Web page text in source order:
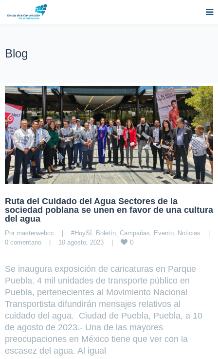
Blog
Ruta del Cuidado del Agua Sectores de la
sociedad poblana se unen en favor de una cultura
del agua
Por masterwebcc | #HoySÍ Boletín Campañas Evento Noticias
|
0 comentario
| 10 agosto, 2023 | 0
Se inaugura exposición de caricaturas en Parque
Puebla. 4 mil unidades de transporte público en
Puebla, pertenecientes al Movimiento Nacional
Transportista difundirán mensajes relativos al
cuidado del agua. Ciudad de Puebla, Puebla, a 10
de agosto de 2023.- Una de las mayores
preocupaciones en México tiene que ver con la
escasez del agua. Al igual